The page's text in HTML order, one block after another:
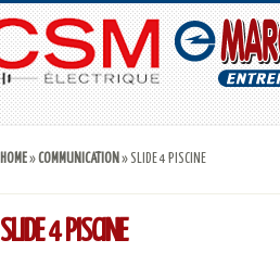
HOME»COMMUNICATION» SLIDE 4 PISCINE
SLIDE 4 PISCINE